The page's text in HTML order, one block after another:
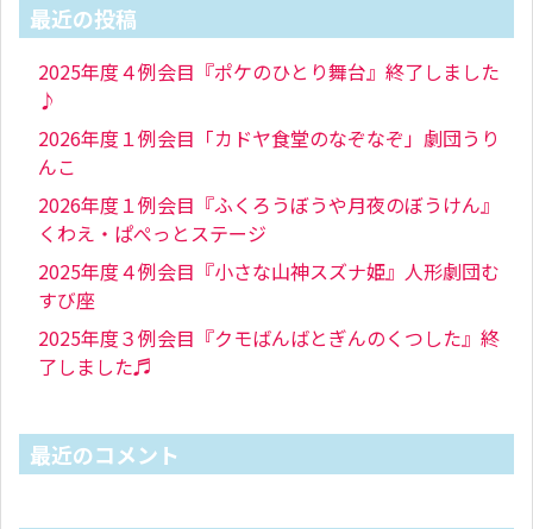
最近の投稿
2025年度４例会目『ポケのひとり舞台』終了しました
♪
2026年度１例会目「カドヤ食堂のなぞなぞ」劇団うり
んこ
2026年度１例会目『ふくろうぼうや月夜のぼうけん』
くわえ・ぱぺっとステージ
2025年度４例会目『小さな山神スズナ姫』人形劇団む
すび座
2025年度３例会目『クモばんばとぎんのくつした』終
了しました♬
最近のコメント